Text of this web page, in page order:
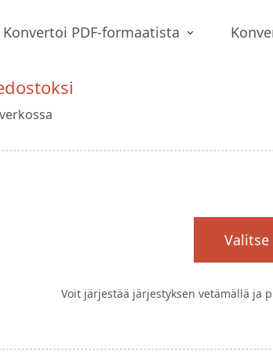
Konvertoi PDF-formaatista
Voit järjestää järjestyksen vetämällä ja